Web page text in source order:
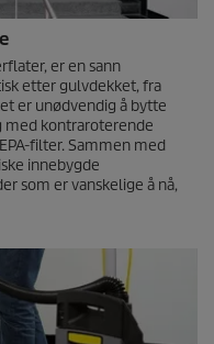
er en sann
etter gulvdekket, fra
er unødvendig å bytte
med kontraroterende
filter. Sammen med
innebygde
som er vanskelige å nå,